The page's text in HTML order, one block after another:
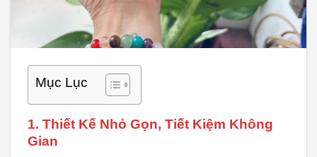
Mục Lục
1. Thiết Kế Nhỏ Gọn, Tiết Kiệm Không
Gian